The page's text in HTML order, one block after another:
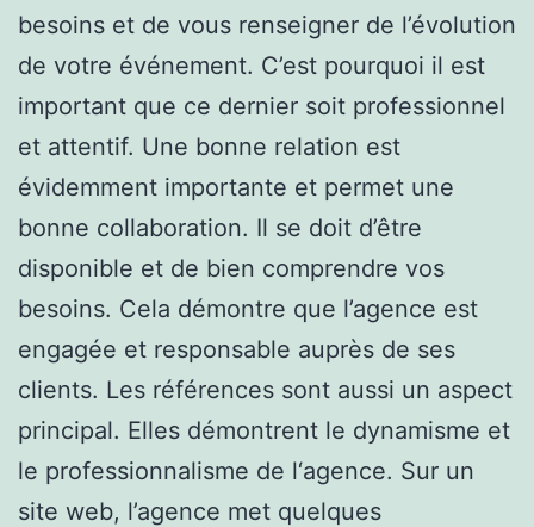
besoins et de vous renseigner de l’évolution
de votre événement. C’est pourquoi il est
important que ce dernier soit professionnel
et attentif. Une bonne relation est
évidemment importante et permet une
bonne collaboration. Il se doit d’être
disponible et de bien comprendre vos
besoins. Cela démontre que l’agence est
engagée et responsable auprès de ses
clients. Les références sont aussi un aspect
principal. Elles démontrent le dynamisme et
le professionnalisme de l‘agence. Sur un
site web, l’agence met quelques